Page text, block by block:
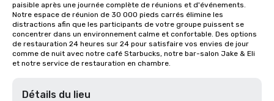
paisible après une journée complète de réunions et d'événements.
Notre espace de réunion de 30 000 pieds carrés élimine les
distractions afin que les participants de votre groupe puissent se
concentrer dans un environnement calme et confortable. Des options
de restauration 24 heures sur 24 pour satisfaire vos envies de jour
comme de nuit avec notre café Starbucks, notre bar-salon Jake & Eli
et notre service de restauration en chambre.
Détails du lieu